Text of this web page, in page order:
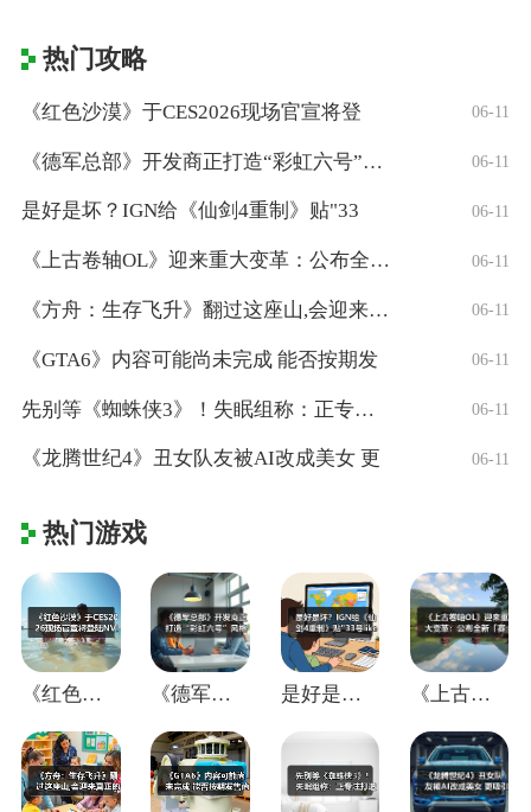
热门攻略
《红色沙漠》于CES2026现场官宣将登 06-11
《德军总部》开发商正打造“彩虹六号”风格 06-11
是好是坏？IGN给《仙剑4重制》贴"33 06-11
《上古卷轴OL》迎来重大变革：公布全新「 06-11
《方舟：生存飞升》翻过这座山,会迎来真正 06-11
《GTA6》内容可能尚未完成 能否按期发 06-11
先别等《蜘蛛侠3》！失眠组称：正专注打造 06-11
《龙腾世纪4》丑女队友被AI改成美女 更 06-11
热门游戏
《红色沙漠》于CES2026现场官宣将登 《德军总部》开发商正打造“彩虹六号”风格 是好是坏？IGN给《仙剑4重制》贴"33 《上古卷轴OL》迎来重大变革：公布全新「